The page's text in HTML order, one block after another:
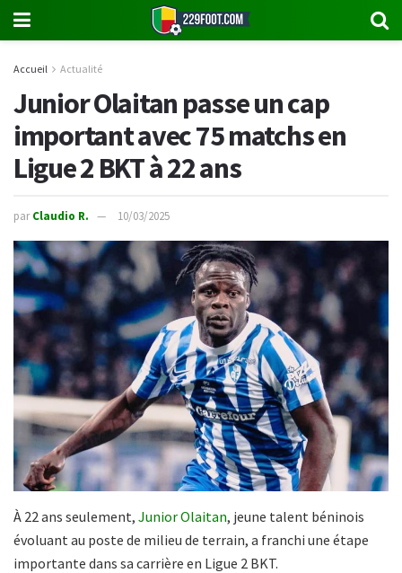
Accueil Actualité
Junior Olaitan passe un cap
important avec 75 matchs en
Ligue 2 BKT à 22 ans
par Claudio R. 10/03/2025
À 22 ans seulement, Junior Olaitan, jeune talent béninois
évoluant au poste de milieu de terrain, a franchi une étape
importante dans sa carrière en Ligue 2 BKT.